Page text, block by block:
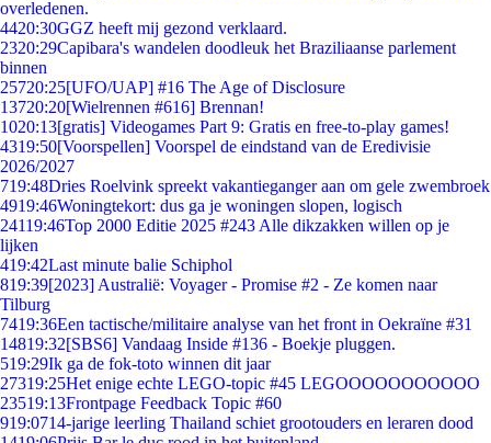
overledenen.
4420:30GGZ heeft mij gezond verklaard.
2320:29Capibara's wandelen doodleuk het Braziliaanse parlement
binnen
25720:25[UFO/UAP] #16 The Age of Disclosure
13720:20[Wielrennen #616] Brennan!
1020:13[gratis] Videogames Part 9: Gratis en free-to-play games!
4319:50[Voorspellen] Voorspel de eindstand van de Eredivisie
2026/2027
719:48Dries Roelvink spreekt vakantieganger aan om gele zwembroek
4919:46Woningtekort: dus ga je woningen slopen, logisch
24119:46Top 2000 Editie 2025 #243 Alle dikzakken willen op je
lijken
419:42Last minute balie Schiphol
819:39[2023] Australië: Voyager - Promise #2 - Ze komen naar
Tilburg
7419:36Een tactische/militaire analyse van het front in Oekraïne #31
14819:32[SBS6] Vandaag Inside #136 - Boekje pluggen.
519:29Ik ga de fok-toto winnen dit jaar
27319:25Het enige echte LEGO-topic #45 LEGOOOOOOOOOOO
23519:13Frontpage Feedback Topic #60
919:0714-jarige leerling Thailand schiet grootouders en leraren dood